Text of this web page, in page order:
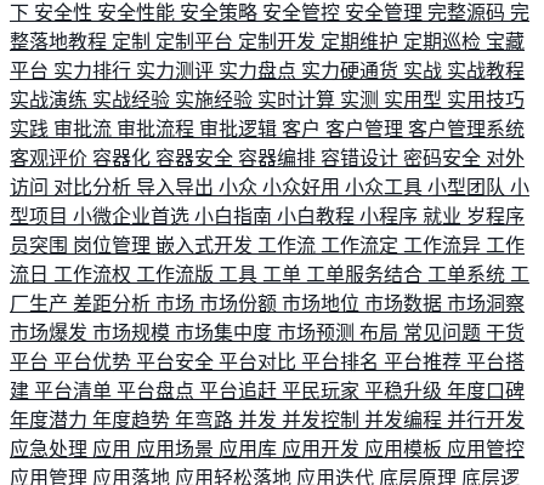
下 安全性 安全性能 安全策略 安全管控 安全管理 完整源码 完
整落地教程 定制 定制平台 定制开发 定期维护 定期巡检 宝藏
平台 实力排行 实力测评 实力盘点 实力硬通货 实战 实战教程
实战演练 实战经验 实施经验 实时计算 实测 实用型 实用技巧
实践 审批流 审批流程 审批逻辑 客户 客户管理 客户管理系统
客观评价 容器化 容器安全 容器编排 容错设计 密码安全 对外
访问 对比分析 导入导出 小众 小众好用 小众工具 小型团队 小
型项目 小微企业首选 小白指南 小白教程 小程序 就业 岁程序
员突围 岗位管理 嵌入式开发 工作流 工作流定 工作流异 工作
流日 工作流权 工作流版 工具 工单 工单服务结合 工单系统 工
厂生产 差距分析 市场 市场份额 市场地位 市场数据 市场洞察
市场爆发 市场规模 市场集中度 市场预测 布局 常见问题 干货
平台 平台优势 平台安全 平台对比 平台排名 平台推荐 平台搭
建 平台清单 平台盘点 平台追赶 平民玩家 平稳升级 年度口碑
年度潜力 年度趋势 年弯路 并发 并发控制 并发编程 并行开发
应急处理 应用 应用场景 应用库 应用开发 应用模板 应用管控
应用管理 应用落地 应用轻松落地 应用迭代 底层原理 底层逻